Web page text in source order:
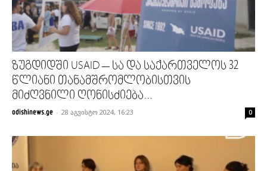
ზუგდიდში USAID – სა და საქართველოს 32
წლიანი თანამშრომლობისთვის
მიძღვნილი ღონისძიება...
odishinews.ge - 28 აგვისტო 2024, 16:23 0